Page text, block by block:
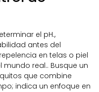
el pH.,
antes del
en telas o piel
real.. Busque un
que combine
indica un enfoque en